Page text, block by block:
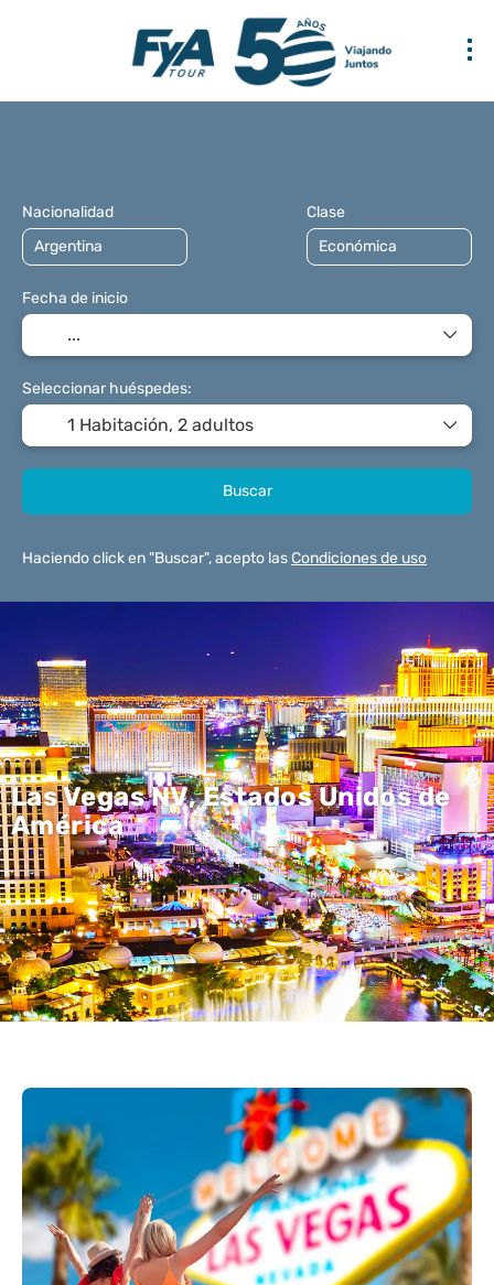
Las Vegas NV, Estados Unidos de
América
Nacionalidad Clase
Fecha de inicio
Seleccionar huéspedes:
1 Habitación, 2 adultos
Buscar
Haciendo click en "Buscar", acepto lasCondiciones de uso